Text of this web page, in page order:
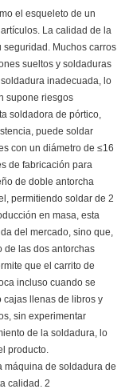
el esqueleto de un
La calidad de la
Muchos carros
sueltos y soldaduras
inadecuada, lo
supone riesgos
soldadora de pórtico,
puede soldar
con un diámetro de ≤16
de fabricación para
de doble antorcha
permitiendo soldar de 2
en masa, esta
del mercado, sino que,
de las dos antorchas
que el carrito de
incluso cuando se
cajas llenas de libros y
sin experimentar
de la soldadura, lo
producto.